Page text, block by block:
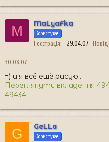
M MaLyaFka
Користувач
Реєстрація 29.04.07
30.08.07
=) и я всё ещё рисую..
Переглянути вкладення
49434
G GeLLa
Користувач